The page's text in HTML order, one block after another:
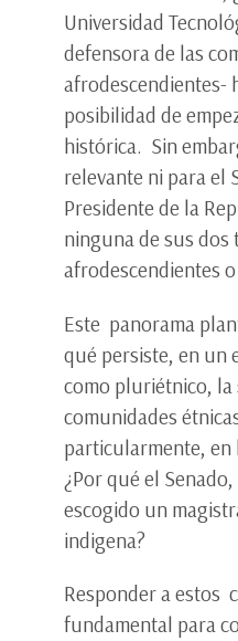
Universidad
defensora de las
afrodescendientes-
posibilidad de
histórica. Sin
relevante ni para el
Presidente de la
ninguna de sus
afrodescendientes
Este panorama
qué persiste, en un
como pluriétnico,
comunidades
particularmente, en
¿Por qué el
escogido un
indigena?
Responder a estos
fundamental para